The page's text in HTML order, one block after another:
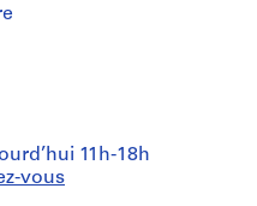
11h-18h
vous